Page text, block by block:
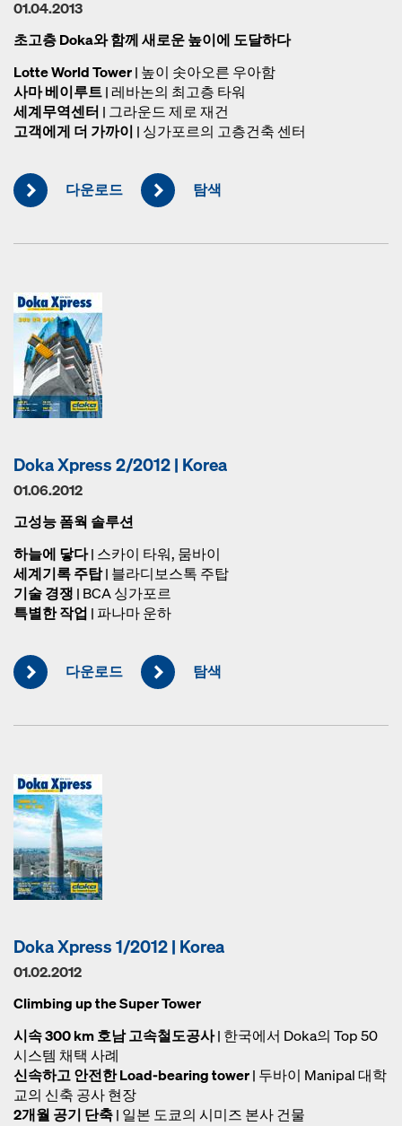
01.04.2013
초고층 Doka와 함께 새로운 높이에 도달하다
Lotte World Tower| 높이 솟아오른 우아함
사마 베이루트| 레바논의 최고층 타워
세계무역센터 | 그라운드 제로 재건
고객에게 더 가까이 | 싱가포르의 고층건축 센터
다운로드 탐색
Doka Xpress 2/2012 | Korea
01.06.2012
고성능 폼웍 솔루션
하늘에 닿다| 스카이 타워, 뭄바이
세계기록 주탑| 블라디보스톡 주탑
기술 경쟁 | BCA 싱가포르
특별한 작업 | 파나마 운하
다운로드 탐색
Doka Xpress 1/2012 | Korea
01.02.2012
Climbing up the Super Tower
시속 300 km 호남 고속철도공사| 한국에서 Doka의 Top 50
시스템 채택 사례
신속하고 안전한 Load-bearing tower| 두바이 Manipal 대학
교의 신축 공사 현장
2개월 공기 단축| 일본 도쿄의 시미즈 본사 건물